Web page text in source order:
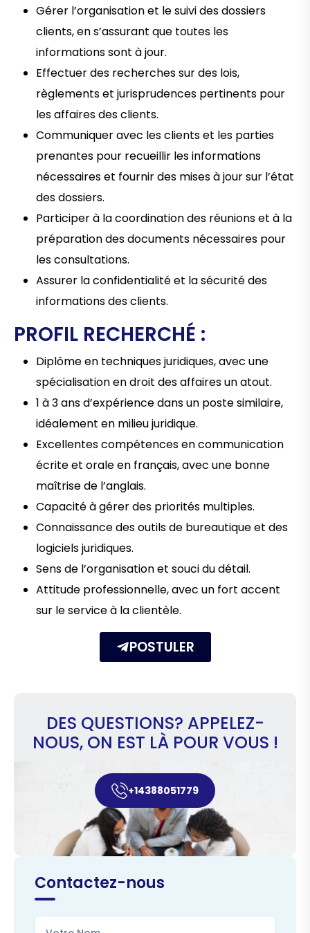
Gérer l’organisation et le suivi des dossiers
clients, en s’assurant que toutes les
informations sont à jour.
Effectuer des recherches sur des lois,
règlements et jurisprudences pertinents pour
les affaires des clients.
Communiquer avec les clients et les parties
prenantes pour recueillir les informations
nécessaires et fournir des mises à jour sur l’état
des dossiers.
Participer à la coordination des réunions et à la
préparation des documents nécessaires pour
les consultations.
Assurer la confidentialité et la sécurité des
informations des clients.
PROFIL RECHERCHÉ :
Diplôme en techniques juridiques, avec une
spécialisation en droit des affaires un atout.
1 à 3 ans d’expérience dans un poste similaire,
idéalement en milieu juridique.
Excellentes compétences en communication
écrite et orale en français, avec une bonne
maîtrise de l’anglais.
Capacité à gérer des priorités multiples.
Connaissance des outils de bureautique et des
logiciels juridiques.
Sens de l’organisation et souci du détail.
Attitude professionnelle, avec un fort accent
sur le service à la clientèle.
POSTULER
DES QUESTIONS? APPELEZ-
NOUS, ON EST LÀ POUR VOUS !
+14388051779
Contactez-nous